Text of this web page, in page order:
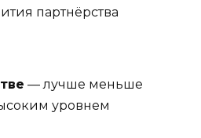
партнёрства
— лучше меньше
уровнем